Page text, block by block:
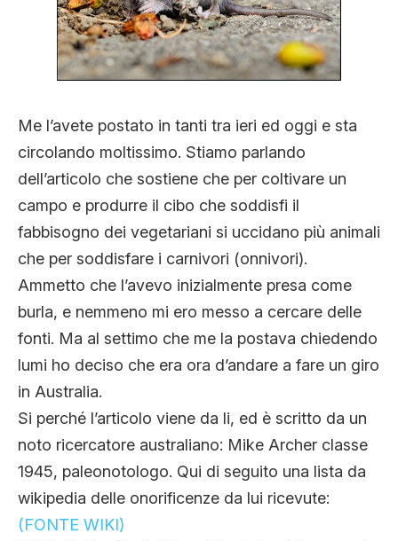
EDITORIALI
TRUFFE E SOCIAL NETWORK
CLIMA ED ENERGIA
CONTATTI
CHI SIAMO
Me l’avete postato in tanti tra ieri ed oggi e sta
circolando moltissimo. Stiamo parlando
dell’articolo che sostiene che per coltivare un
campo e produrre il cibo che soddisfi il
fabbisogno dei vegetariani si uccidano più animali
che per soddisfare i carnivori (onnivori).
Ammetto che l’avevo inizialmente presa come
burla, e nemmeno mi ero messo a cercare delle
fonti. Ma al settimo che me la postava chiedendo
lumi ho deciso che era ora d’andare a fare un giro
in Australia.
Si perché l’articolo viene da li, ed è scritto da un
noto ricercatore australiano: Mike Archer classe
1945, paleonotologo. Qui di seguito una lista da
wikipedia delle onorificenze da lui ricevute:
(FONTE WIKI)